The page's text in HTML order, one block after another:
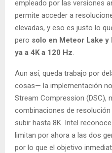
empleado por las versiones
permite acceder a
elevadas, y eso es justo lo
pero solo en Meteor Lake
ya a 4K a 120 Hz.
Aun así, queda trabajo por
cosas— la implementación
Stream Compression (DSC),
combinaciones de
subir hasta 8K. Intel
limitan por ahora a las dos
por lo que el objetivo